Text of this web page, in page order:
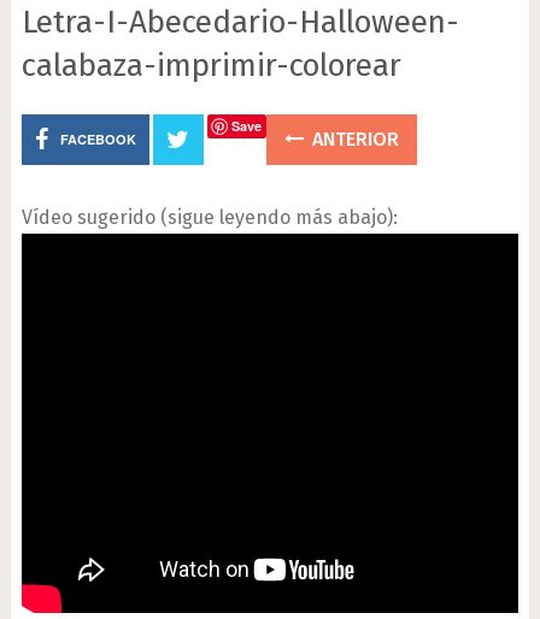
Letra-I-Abecedario-Halloween-
calabaza-imprimir-colorear
FACEBOOK
Save
ANTERIOR
Vídeo sugerido (sigue leyendo más abajo):